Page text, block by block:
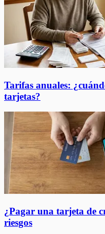
Tarifas anuales:
tarjetas?
¿Pagar una tarjeta de
riesgos